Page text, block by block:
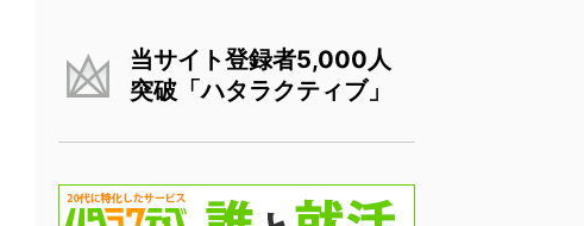
当サイト登録者5,000人
突破「ハタラクティブ」